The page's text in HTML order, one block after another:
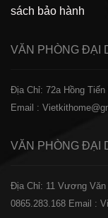
sách bảo hành
VĂN PHÒNG ĐẠI
Địa Chỉ: 72a Hồng Tiến
Email :
VĂN PHÒNG ĐẠI
Địa Chỉ: 11 Vương
0865.283.168 Email :